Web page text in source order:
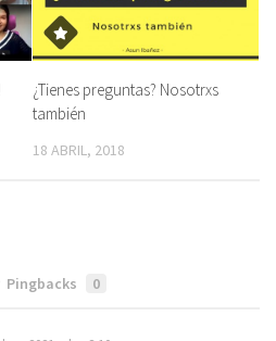
¿Tienes preguntas? Nosotrxs
también
18 ABRIL, 2018
Pingbacks 0